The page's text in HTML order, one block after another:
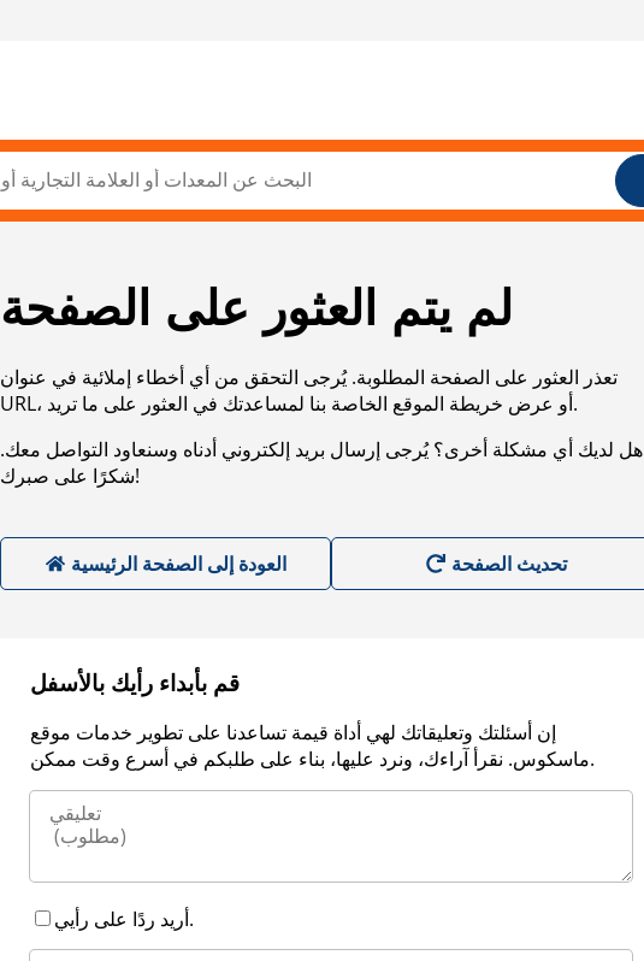
لم يتم العثور على الصفحة
تعذر العثور على الصفحة المطلوبة. يُرجى التحقق من أي أخطاء إملائية في عنوان
URL، أو عرض خريطة الموقع الخاصة بنا لمساعدتك في العثور على ما تريد.
هل لديك أي مشكلة أخرى؟ يُرجى إرسال بريد إلكتروني أدناه وسنعاود التواصل معك.
شكرًا على صبرك!
العودة إلى الصفحة الرئيسية
قم بأبداء رأيك بالأسفل
إن أسئلتك وتعليقاتك لهي أداة قيمة تساعدنا على تطوير خدمات موقع
ماسكوس. نقرأ آراءك، ونرد عليها، بناء على طلبكم في أسرع وقت ممكن.
أريد ردًا على رأيي.